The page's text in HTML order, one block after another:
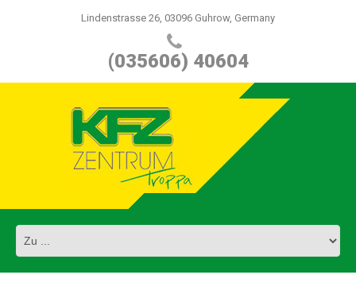
Lindenstrasse 26, 03096 Guhrow, Germany
(035606) 40604